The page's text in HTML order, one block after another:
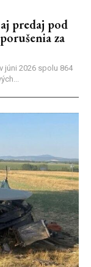
predaj pod
za
júni 2026 spolu 864